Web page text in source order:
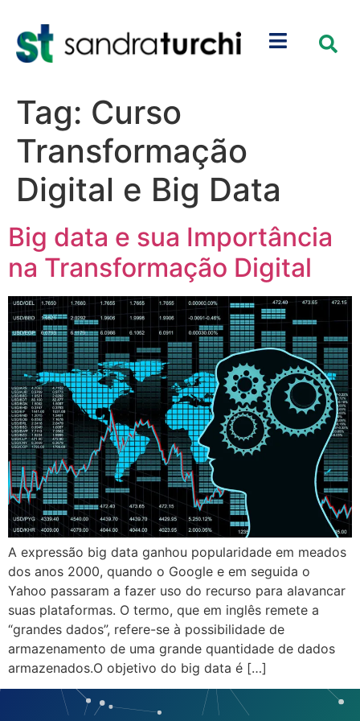
Tag: Curso
Transformação
Digital e Big Data
Big data e sua Importância
na Transformação Digital
A expressão big data ganhou popularidade em meados
dos anos 2000, quando o Google e em seguida o
Yahoo passaram a fazer uso do recurso para alavancar
suas plataformas. O termo, que em inglês remete a
“grandes dados”, refere-se à possibilidade de
armazenamento de uma grande quantidade de dados
armazenados.O objetivo do big data é […]